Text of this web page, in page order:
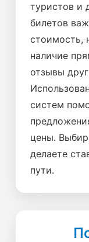
туристов и
билетов
стоимость,
наличие
отзывы
систем
цены.
делаете
пути.